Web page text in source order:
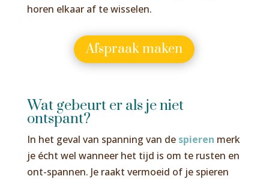
horen elkaar af te wisselen.
Afspraak maken
Wat gebeurt er als je niet
ontspant?
In het geval van spanning van de spieren merk
je écht wel wanneer het tijd is om te rusten en
ont-spannen. Je raakt vermoeid of je spieren